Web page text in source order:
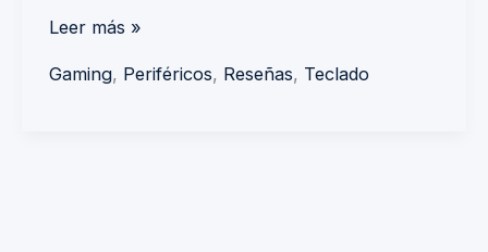
Leer más »
Gaming, Periféricos, Reseñas, Teclado